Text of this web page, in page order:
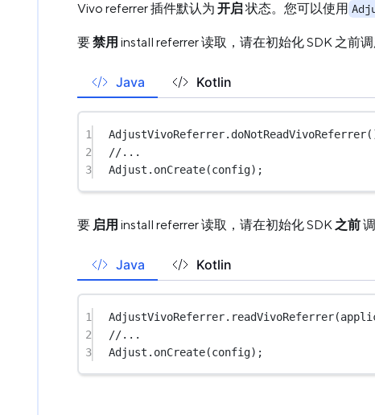
Vivo referrer 插件默认为 开启 状态。您可以使用
要禁用 install referrer 读取，请在初始化 SDK 之前
Java Kotlin
1 AdjustVivoReferrer. doNotReadVivoReferrer
2
//...
3
Adjust. onCreate(config);
要 启用 install referrer 读取，请在初始化 SDK之前
Java Kotlin
1 AdjustVivoReferrer. readVivoReferrer
2
//...
3
Adjust. onCreate(config);